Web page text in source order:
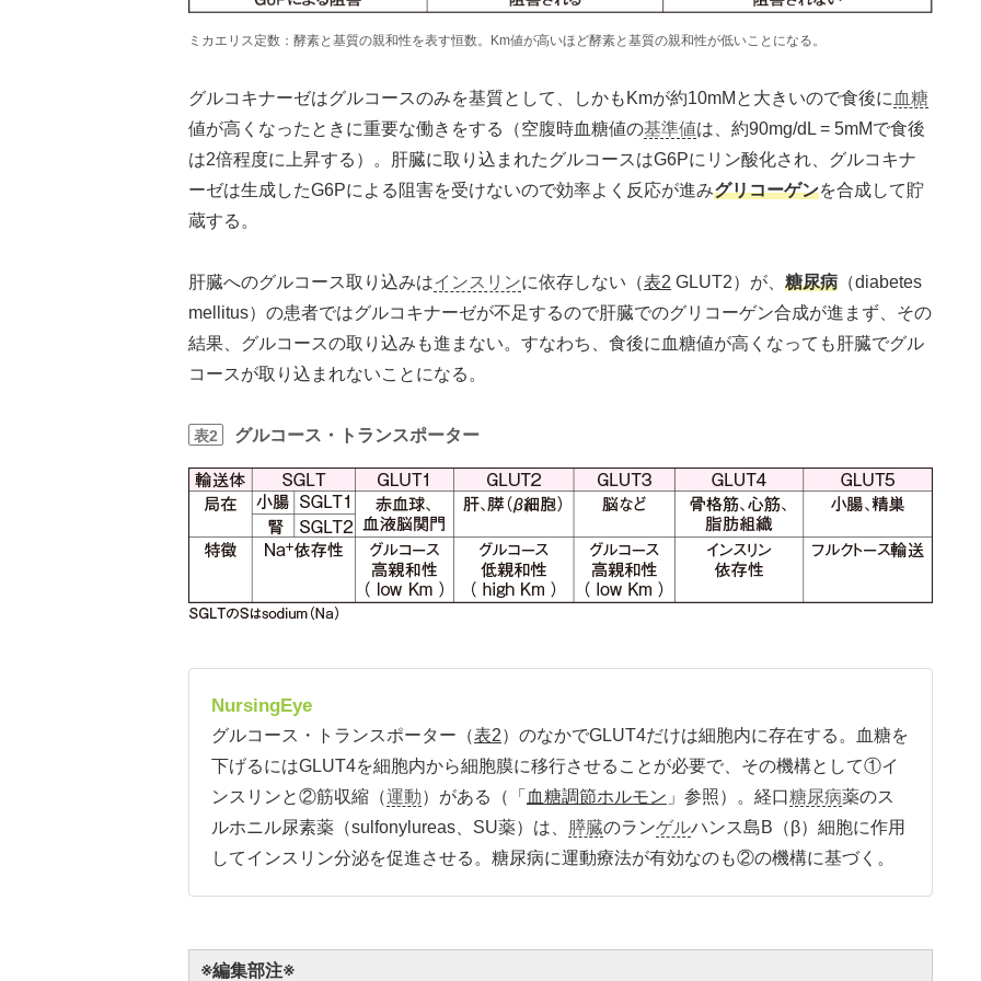
ミカエリス定数：酵素と基質の親和性を表す恒数。Km値が高いほど酵素と基質の親和性が低いことになる。
グルコキナーゼはグルコースのみを基質として、しかもKmが約10mMと大きいので食後に 血糖
値が高くなったときに重要な働きをする（空腹時血糖値の基準値は、約90mg/dL = 5mMで食後
は2倍程度に上昇する）。肝臓に取り込まれたグルコースはG6Pにリン酸化され、グルコキナ
ーゼは生成したG6Pによる阻害を受けないので効率よく反応が進みグリコーゲンを合成して貯
蔵する。
肝臓へのグルコース取り込みはインスリンに依存しない（表2 GLUT2）が、 糖尿病 （diabetes
mellitus）の患者ではグルコキナーゼが不足するので肝臓でのグリコーゲン合成が進まず、その
結果、グルコースの取り込みも進まない。すなわち、食後に血糖値が高くなっても肝臓でグル
コースが取り込まれないことになる。
表2 グルコース・トランスポーター
NursingEye
グルコース・トランスポーター（表2）のなかでGLUT4だけは細胞内に存在する。血糖を
下げるにはGLUT4を細胞内から細胞膜に移行させることが必要で、その機構として①イ
ンスリンと②筋収縮（運動）がある（「 血糖調節ホルモン 」参照）。経口糖尿病薬のス
ルホニル尿素薬（sulfonylureas、SU薬）は、
膵臓のランゲルハンス島B（β）細胞に作用
してインスリン分泌を促進させる。糖尿病に運動療法が有効なのも②の機構に基づく。
※編集部注※